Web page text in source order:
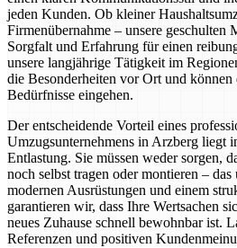
jeden Kunden. Ob kleiner
Firmenübernahme – unsere geschulten
Sorgfalt und Erfahrung für einen
unsere langjährige Tätigkeit im
die Besonderheiten vor Ort und
Bedürfnisse eingehen.
Der entscheidende Vorteil eines
Umzugsunternehmens in Arzberg liegt
Entlastung. Sie müssen weder sorgen,
noch selbst tragen oder montieren –
modernen Ausrüstungen und einem
garantieren wir, dass Ihre Wertsachen
neues Zuhause schnell bewohnbar ist.
Referenzen und positiven